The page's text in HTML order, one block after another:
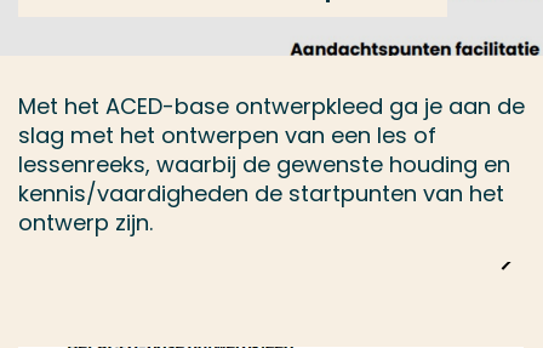
Met het ACED-base ontwerpkleed ga je aan de
slag met het ontwerpen van een les of
lessenreeks, waarbij de gewenste houding en
kennis/vaardigheden de startpunten van het
ontwerp zijn.